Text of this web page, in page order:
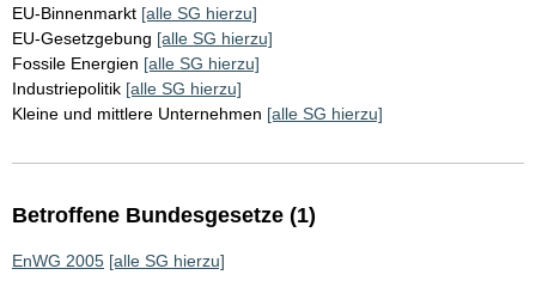
EU-Binnenmarkt [alle SG hierzu]
EU-Gesetzgebung [alle SG hierzu]
Fossile Energien [alle SG hierzu]
Industriepolitik [alle SG hierzu]
Kleine und mittlere Unternehmen [alle SG hierzu]
Betroffene Bundesgesetze (1)
EnWG 2005 [alle SG hierzu]